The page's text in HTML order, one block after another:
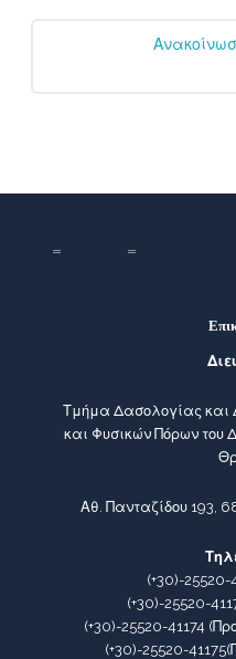
Τμήμα Δασολογίας και
και Φυσικών Πόρων του
Αθ. Πανταζίδου 193,
(+30)-25520-
(+30)-25520-
(+30)-25520-41174
(+30)-25520-41175